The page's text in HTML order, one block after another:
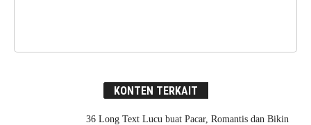
KONTEN TERKAIT
36 Long Text Lucu buat Pacar, Romantis dan Bikin